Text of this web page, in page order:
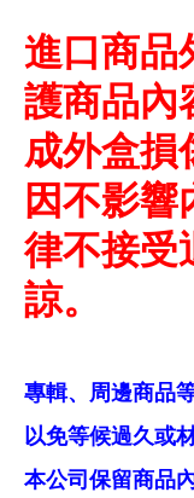
進口商品
護商品內
成外盒損
因不影
律不接受
諒。
專輯、周邊商品
以免等候過久或
本公司保留商品